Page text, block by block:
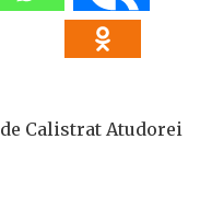
de Calistrat Atudorei